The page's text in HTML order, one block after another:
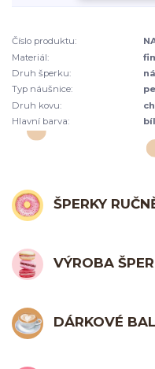
Číslo produktu:
Materiál:
Druh šperku:
Typ náušnice:
Druh kovu:
Hlavní barva:
ŠPERKY
VÝROBA
DÁRKOVÉ